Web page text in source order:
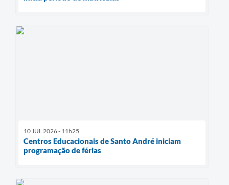
10 JUL 2026 - 11h25
Centros Educacionais de Santo André iniciam
programação de férias